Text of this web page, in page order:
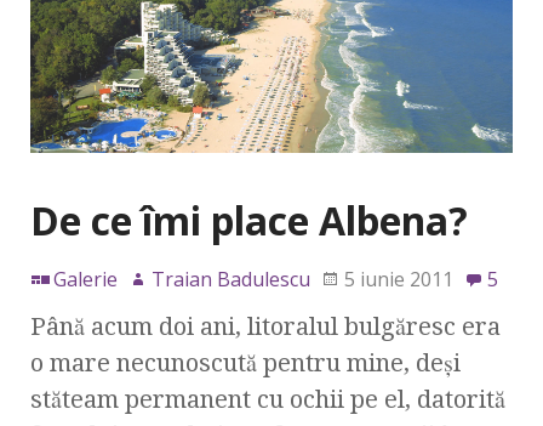
De ce îmi place Albena?
Galerie Traian Badulescu 5 iunie 2011 5
Până acum doi ani, litoralul bulgăresc era
o mare necunoscută pentru mine, deşi
stăteam permanent cu ochii pe el, datorită